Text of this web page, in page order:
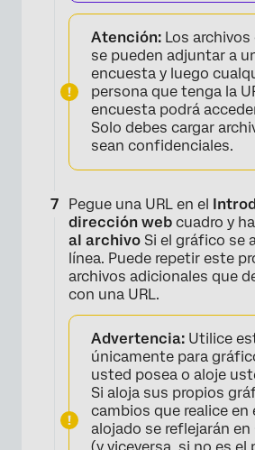
Atención: Los archivos
se pueden adjuntar a
encuesta y luego
persona que tenga la
encuesta podrá
Solo debes cargar
sean confidenciales.
Pegue una URL en el
dirección web cuadro y
al archivo Si el gráfico se
línea. Puede repetir este
archivos adicionales que
con una URL.
Advertencia: Utilice
únicamente para
usted posea o aloje
Si aloja sus propios
cambios que realice en
alojado se reflejarán
(y viceversa, si no es el